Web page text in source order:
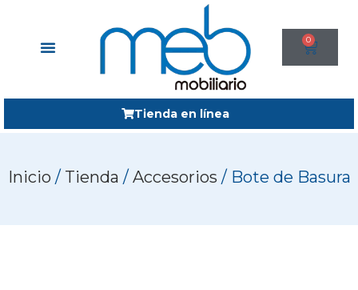
0
Tienda en línea
Inicio / Tienda / Accesorios / Bote de Basura